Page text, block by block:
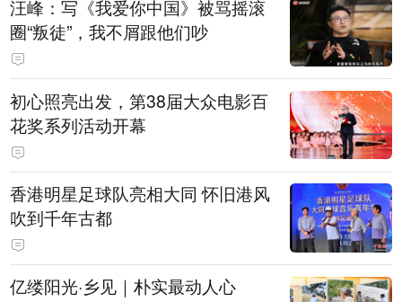
汪峰：写《我爱你中国》被骂摇滚
圈“叛徒”，我不屑跟他们吵
初心照亮出发，第38届大众电影百
花奖系列活动开幕
香港明星足球队亮相大同 怀旧港风
吹到千年古都
亿缕阳光·乡见｜朴实最动人心